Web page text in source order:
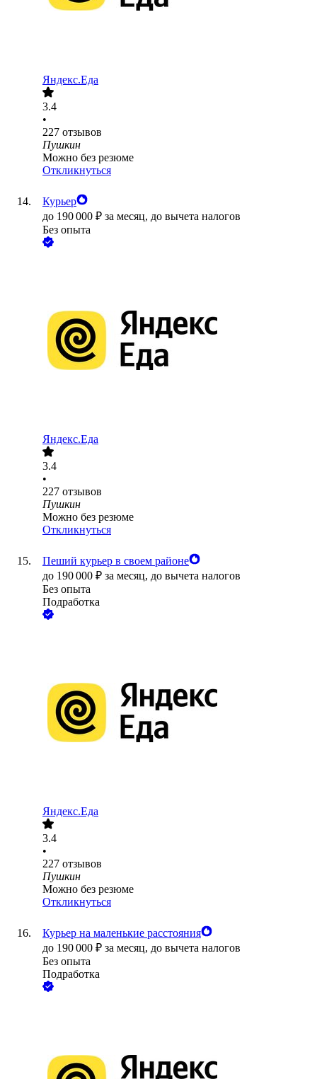
Яндекс.Еда
3.4
•
227 отзывов
Пушкин
Можно без резюме
Откликнуться
Курьер
до 190 000 ₽ за месяц, до вычета налогов
Без опыта
Яндекс.Еда
3.4
•
227 отзывов
Пушкин
Можно без резюме
Откликнуться
Пеший курьер в своем районе
до 190 000 ₽ за месяц, до вычета налогов
Без опыта
Подработка
Яндекс.Еда
3.4
•
227 отзывов
Пушкин
Можно без резюме
Откликнуться
Курьер на маленькие расстояния
до 190 000 ₽ за месяц, до вычета налогов
Без опыта
Подработка